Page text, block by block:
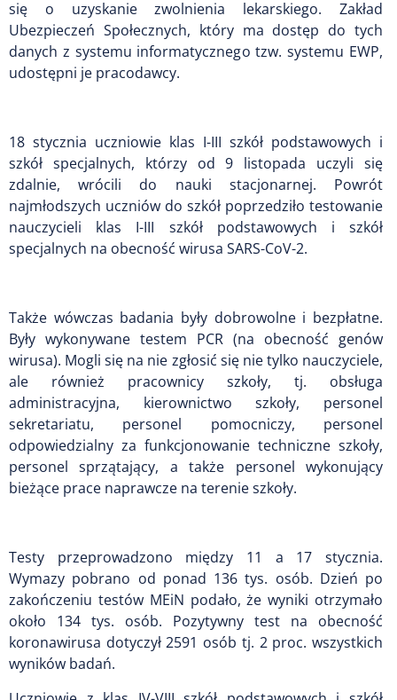
się o uzyskanie zwolnienia lekarskiego. Zakład
Ubezpieczeń Społecznych, który ma dostęp do tych
danych z systemu informatycznego tzw. systemu EWP,
udostępni je pracodawcy.
18 stycznia uczniowie klas I-III szkół podstawowych i
szkół specjalnych, którzy od 9 listopada uczyli się
zdalnie, wrócili do nauki stacjonarnej. Powrót
najmłodszych uczniów do szkół poprzedziło testowanie
nauczycieli klas I-III szkół podstawowych i szkół
specjalnych na obecność wirusa SARS-CoV-2.
Także wówczas badania były dobrowolne i bezpłatne.
Były wykonywane testem PCR (na obecność genów
wirusa). Mogli się na nie zgłosić się nie tylko nauczyciele,
ale również pracownicy szkoły, tj. obsługa
administracyjna, kierownictwo szkoły, personel
sekretariatu, personel pomocniczy, personel
odpowiedzialny za funkcjonowanie techniczne szkoły,
personel sprzątający, a także personel wykonujący
bieżące prace naprawcze na terenie szkoły.
Testy przeprowadzono między 11 a 17 stycznia.
Wymazy pobrano od ponad 136 tys. osób. Dzień po
zakończeniu testów MEiN podało, że wyniki otrzymało
około 134 tys. osób. Pozytywny test na obecność
koronawirusa dotyczył 2591 osób tj. 2 proc. wszystkich
wyników badań.